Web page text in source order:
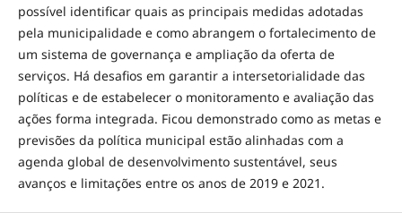
possível identificar quais as principais medidas adotadas
pela municipalidade e como abrangem o fortalecimento de
um sistema de governança e ampliação da oferta de
serviços. Há desafios em garantir a intersetorialidade das
políticas e de estabelecer o monitoramento e avaliação das
ações forma integrada. Ficou demonstrado como as metas e
previsões da política municipal estão alinhadas com a
agenda global de desenvolvimento sustentável, seus
avanços e limitações entre os anos de 2019 e 2021.